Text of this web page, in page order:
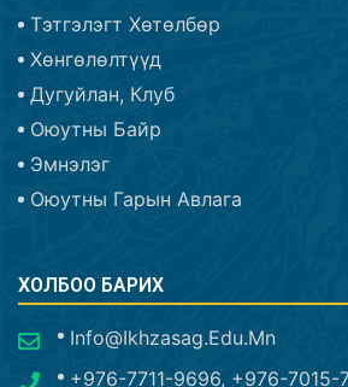
Тэтгэлэгт Хөтөлбөр
Хөнгөлөлтүүд
Дугуйлан, Клуб
Оюутны Байр
Эмнэлэг
Оюутны Гарын Авлага
ХОЛБОО БАРИХ
Info@ikhzasag.edu.mn
+976-7711-9696, +976-7015-